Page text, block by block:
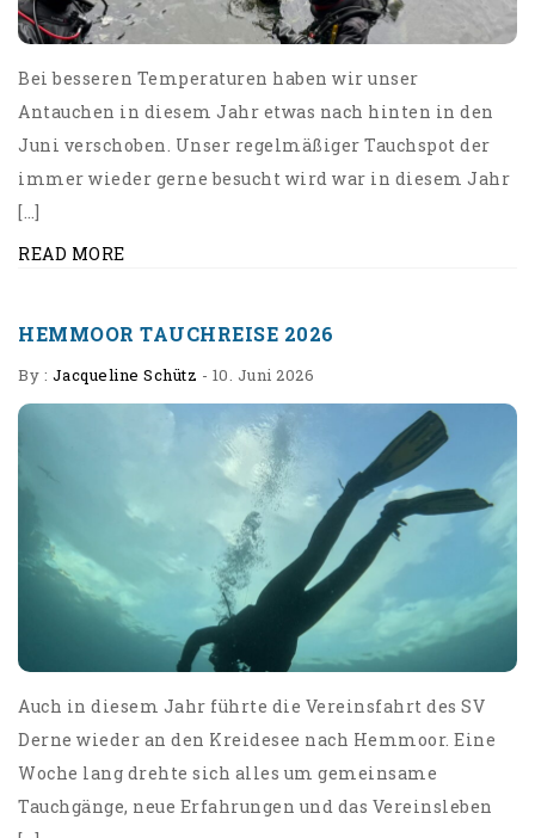
Bei besseren Temperaturen haben wir unser
Antauchen in diesem Jahr etwas nach hinten in den
Juni verschoben. Unser regelmäßiger Tauchspot der
immer wieder gerne besucht wird war in diesem Jahr
[…]
READ MORE
HEMMOOR TAUCHREISE 2026
By : Jacqueline Schütz - 10. Juni 2026
Auch in diesem Jahr führte die Vereinsfahrt des SV
Derne wieder an den Kreidesee nach Hemmoor. Eine
Woche lang drehte sich alles um gemeinsame
Tauchgänge, neue Erfahrungen und das Vereinsleben